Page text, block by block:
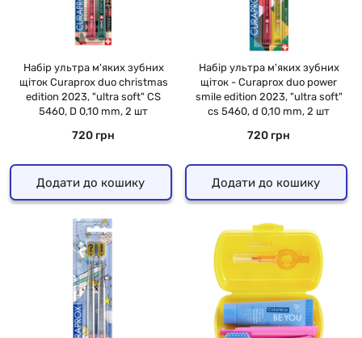
Набір ультра м'яких зубних
щіток Curaprox duo christmas
edition 2023, "ultra soft" CS
5460, D 0,10 mm, 2 шт
720 грн
Додати до кошику
Набір ультра м'яких зубних
щіток - Curaprox duo power
smile edition 2023, "ultra soft"
cs 5460, d 0,10 mm, 2 шт
720 грн
Додати до кошику